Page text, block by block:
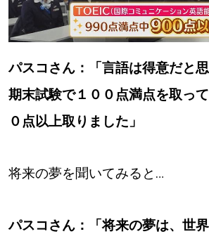
パスコさん：「言語は得意だと
期末試験で１００点満点を取っ
０点以上取りました」
将来の夢を聞いてみると…
パスコさん：「将来の夢は、世